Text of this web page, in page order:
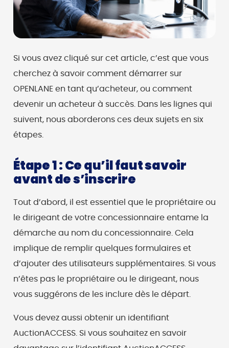
Si vous avez cliqué sur cet article, c’est que vous
cherchez à savoir comment démarrer sur
OPENLANE en tant qu’acheteur, ou comment
devenir un acheteur à succès. Dans les lignes qui
suivent, nous aborderons ces deux sujets en six
étapes.
Étape 1 : Ce qu’il faut savoir
avant de s’inscrire
Tout d’abord, il est essentiel que le propriétaire ou
le dirigeant de votre concessionnaire entame la
démarche au nom du concessionnaire. Cela
implique de remplir quelques formulaires et
d’ajouter des utilisateurs supplémentaires. Si vous
n’êtes pas le propriétaire ou le dirigeant, nous
vous suggérons de les inclure dès le départ.
Vous devez aussi obtenir un identifiant
AuctionACCESS. Si vous souhaitez en savoir